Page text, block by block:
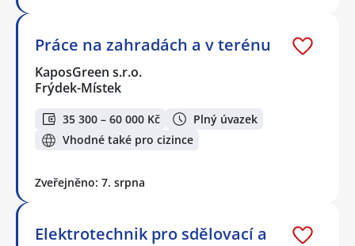
Práce na zahradách a v terénu
KaposGreen s.r.o.
Frýdek-Místek
35 300 – 60 000 Kč
Plný úvazek
Vhodné také pro cizince
Zveřejněno: 7. srpna
Elektrotechnik pro sdělovací a